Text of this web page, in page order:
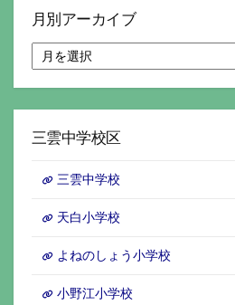
月別アーカイブ
別
ア
イ
三雲中学校区
三雲中学校
天白小学校
よねのしょう小学校
小野江小学校